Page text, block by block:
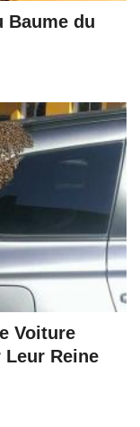
Baume du
Voiture
Leur Reine